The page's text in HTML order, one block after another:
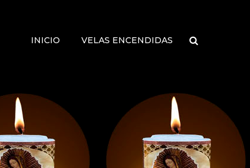
INICIO VELAS ENCENDIDAS